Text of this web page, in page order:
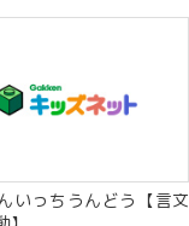
いっちうんどう【言文